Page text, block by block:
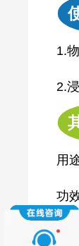
1.
2.
用
功
类